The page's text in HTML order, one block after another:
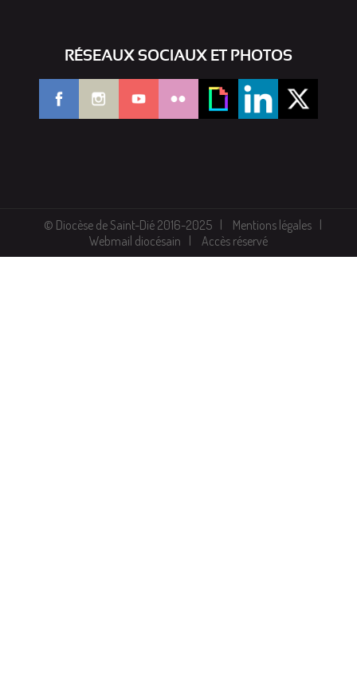
RÉSEAUX SOCIAUX ET PHOTOS
© Diocèse de Saint-Dié 2016-2025
Mentions légales
Webmail diocésain
Accès réservé